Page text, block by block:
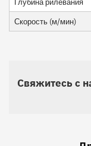
Глубина рилевания
Скорость (м/мин)
Свяжитесь с